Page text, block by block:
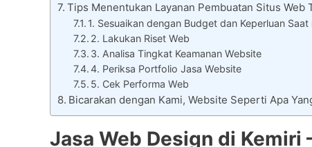
Tips Menentukan Layanan Pembuatan Situs Web
1. Sesuaikan dengan Budget dan Keperluan
2. Lakukan Riset Web
3. Analisa Tingkat Keamanan Website
4. Periksa Portfolio Jasa Website
5. Cek Performa Web
Bicarakan dengan Kami, Website Seperti Apa
Jasa Web Design di Kemiri